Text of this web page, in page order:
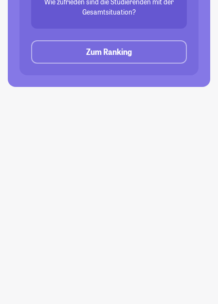
Wie zufrieden sind die Studierenden mit der
Gesamtsituation?
Zum Ranking